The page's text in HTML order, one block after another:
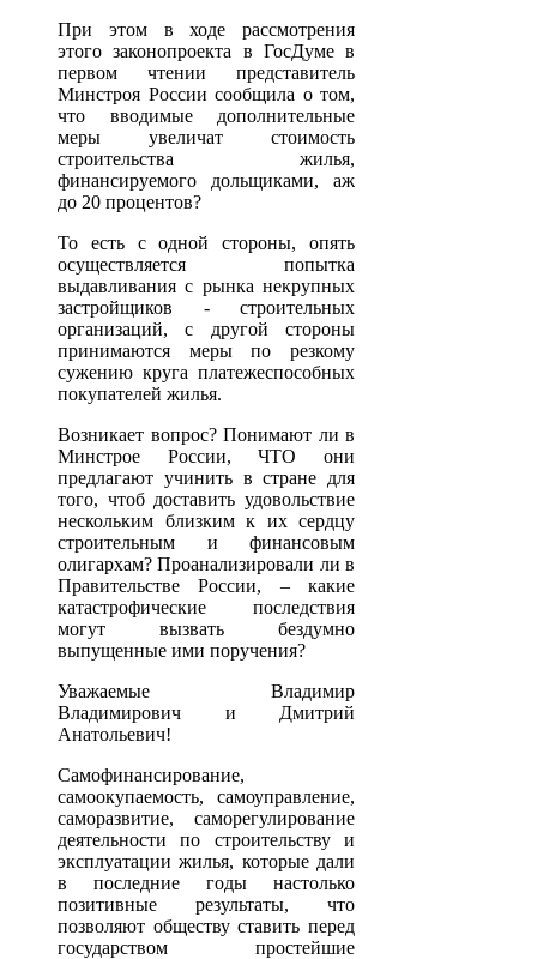
При этом в ходе рассмотрения
этого законопроекта в ГосДуме в
первом чтении представитель
Минстроя России сообщила о том,
что вводимые дополнительные
меры увеличат стоимость
строительства жилья,
финансируемого дольщиками, аж
до 20 процентов?
То есть с одной стороны, опять
осуществляется попытка
выдавливания с рынка некрупных
застройщиков - строительных
организаций, с другой стороны
принимаются меры по резкому
сужению круга платежеспособных
покупателей жилья.
Возникает вопрос? Понимают ли в
Минстрое России, ЧТО они
предлагают учинить в стране для
того, чтоб доставить удовольствие
нескольким близким к их сердцу
строительным и финансовым
олигархам? Проанализировали ли в
Правительстве России, – какие
катастрофические последствия
могут вызвать бездумно
выпущенные ими поручения?
Уважаемые Владимир
Владимирович и Дмитрий
Анатольевич!
Самофинансирование,
самоокупаемость, самоуправление,
саморазвитие, саморегулирование
деятельности по строительству и
эксплуатации жилья, которые дали
в последние годы настолько
позитивные результаты, что
позволяют обществу ставить перед
государством простейшие